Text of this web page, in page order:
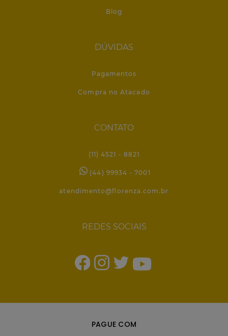
Blog
DÚVIDAS
Pagamentos
Compra no Atacado
CONTATO
(11) 4521 - 8821
(44) 99934 - 7001
atendimento@florenza.com.br
REDES SOCIAIS
PAGUE COM